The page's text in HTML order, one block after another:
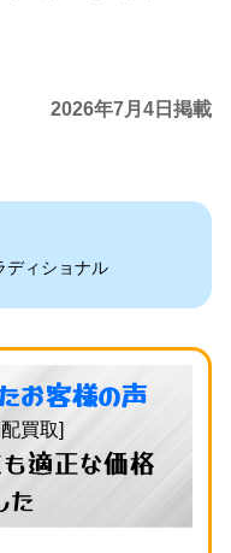
2026年7月4日掲載
ディショナル
お客様の声
買取]
適正な価格
た